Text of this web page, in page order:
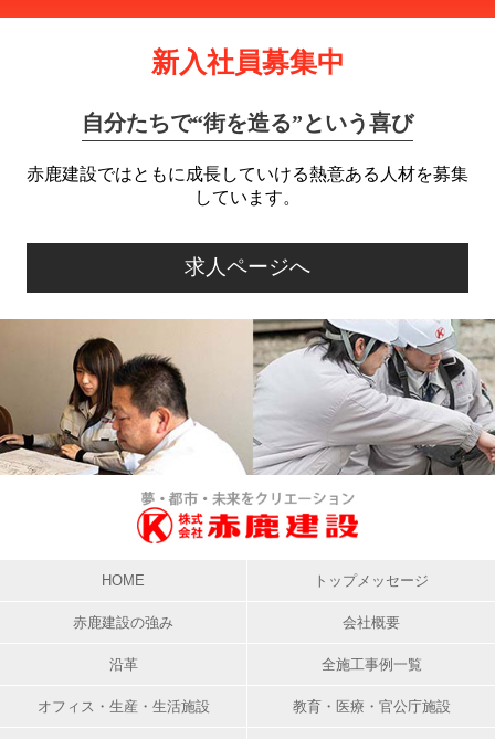
新入社員募集中
自分たちで“街を造る”という喜び
赤鹿建設ではともに成長していける熱意ある人材を募集
しています。
求人ページへ
HOME トップメッセージ
赤鹿建設の強み 会社概要
沿革 全施工事例一覧
オフィス・生産・生活施設 教育・医療・官公庁施設